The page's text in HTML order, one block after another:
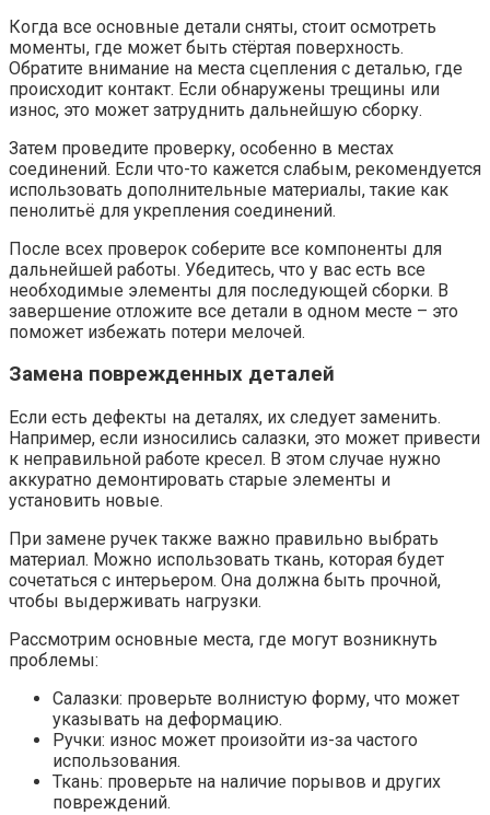
Когда все основные детали сняты, стоит осмотреть
моменты, где может быть стёртая поверхность.
Обратите внимание на места сцепления с деталью, где
происходит контакт. Если обнаружены трещины или
износ, это может затруднить дальнейшую сборку.
Затем проведите проверку, особенно в местах
соединений. Если что-то кажется слабым, рекомендуется
использовать дополнительные материалы, такие как
пенолитьё для укрепления соединений.
После всех проверок соберите все компоненты для
дальнейшей работы. Убедитесь, что у вас есть все
необходимые элементы для последующей сборки. В
завершение отложите все детали в одном месте – это
поможет избежать потери мелочей.
Замена поврежденных деталей
Если есть дефекты на деталях, их следует заменить.
Например, если износились салазки, это может привести
к неправильной работе кресел. В этом случае нужно
аккуратно демонтировать старые элементы и
установить новые.
При замене ручек также важно правильно выбрать
материал. Можно использовать ткань, которая будет
сочетаться с интерьером. Она должна быть прочной,
чтобы выдерживать нагрузки.
Рассмотрим основные места, где могут возникнуть
проблемы:
Салазки: проверьте волнистую форму, что может
указывать на деформацию.
Ручки: износ может произойти из-за частого
использования.
Ткань: проверьте на наличие порывов и других
повреждений.